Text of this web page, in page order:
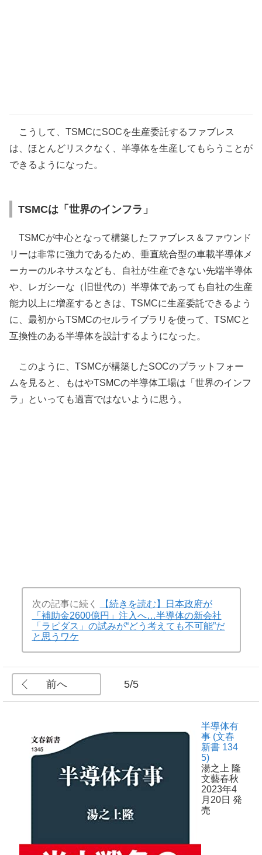
こうして、TSMCにSOCを生産委託するファブレス
は、ほとんどリスクなく、半導体を生産してもらうことが
できるようになった。
TSMCは「世界のインフラ」
TSMCが中心となって構築したファブレス＆ファウンド
リーは非常に強力であるため、垂直統合型の車載半導体メ
ーカーのルネサスなども、自社が生産できない先端半導体
や、レガシーな（旧世代の）半導体であっても自社の生産
能力以上に増産するときは、TSMCに生産委託できるよう
に、最初からTSMCのセルライブラリを使って、TSMCと
互換性のある半導体を設計するようになった。
このように、TSMCが構築したSOCのプラットフォー
ムを見ると、もはやTSMCの半導体工場は「世界のインフ
ラ」といっても過言ではないように思う。
次の記事に続く
【続きを読む】日本政府が
「補助金2600億円」注入へ…半導体の新会社
「ラピダス」の試みが“どう考えても不可能”だ
と思うワケ
前へ 5/5
半導体有
事 (文春
新書 134
5)
湯之上 隆
文藝春秋
2023年4
月20日 発
売